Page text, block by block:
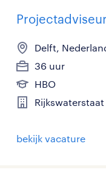
Delft,
36 uur
HBO
Rijkswaterstaat
bekijk vacature